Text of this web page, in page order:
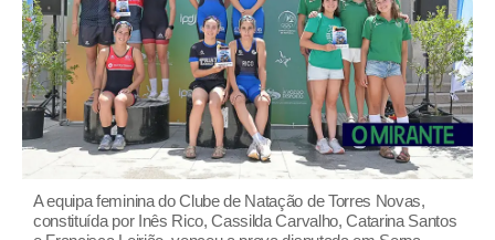
A equipa feminina do Clube de Natação de Torres Novas,
constituída por Inês Rico, Cassilda Carvalho, Catarina Santos